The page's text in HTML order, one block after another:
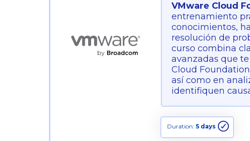
VMware Cloud
entrenamiento
conocimientos,
resolución de
curso combina
avanzadas que
Cloud
así como en
identifiquen
Duration:5 days